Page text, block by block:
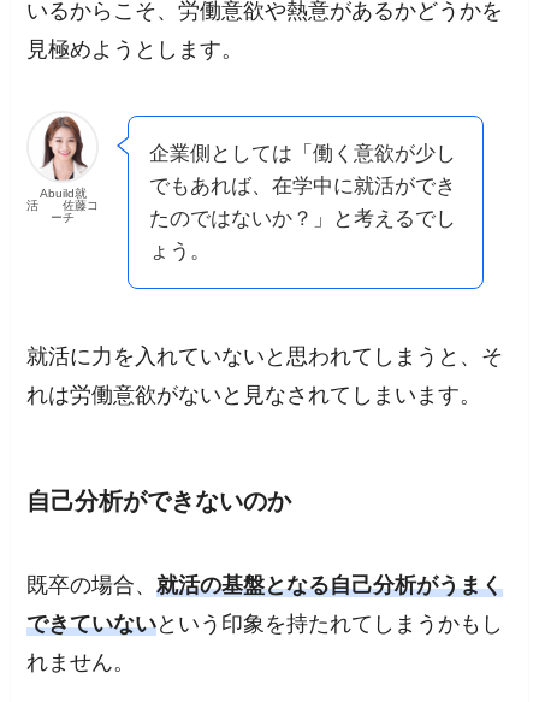
いるからこそ、労働意欲や熱意があるかどうかを
見極めようとします。
Abuild就
活 佐藤コ
ーチ
企業側としては「働く意欲が少し
でもあれば、在学中に就活ができ
たのではないか？」と考えるでし
ょう。
就活に力を入れていないと思われてしまうと、そ
れは労働意欲がないと見なされてしまいます。
自己分析ができないのか
既卒の場合、就活の基盤となる自己分析がうまく
できていないという印象を持たれてしまうかもし
れません。